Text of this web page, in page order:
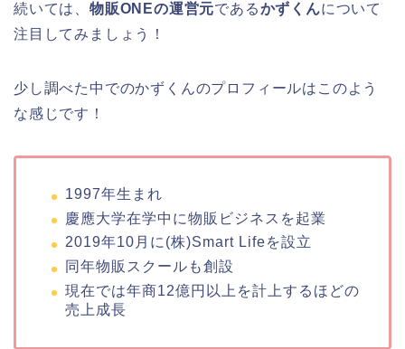
続いては、 物販ONEの運営元であるかずくんについて
注目してみましょう！
少し調べた中でのかずくんのプロフィールはこのよう
な感じです！
1997年生まれ
慶應大学在学中に物販ビジネスを起業
2019年10月に(株)Smart Lifeを設立
同年物販スクールも創設
現在では年商12億円以上を計上するほどの
売上成長